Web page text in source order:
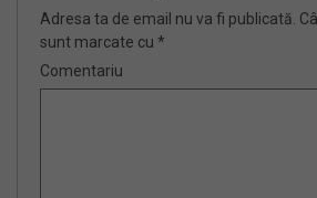
Adresa ta de email nu va fi publicată.
sunt marcate cu *
Comentariu